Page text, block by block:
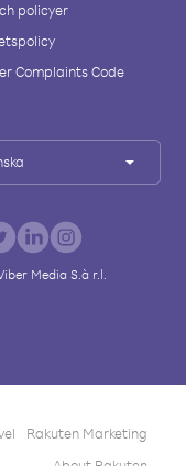
policyer
Complaints Code
Media S.à r.l.
Rakuten Marketing